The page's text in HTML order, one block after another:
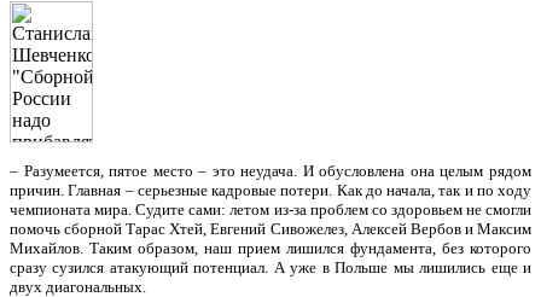
– Разумеется, пятое место – это неудача. И обусловлена она целым рядом
причин. Главная – серьезные кадровые потери. Как до начала, так и по ходу
чемпионата мира. Судите сами: летом из-за проблем со здоровьем не смогли
помочь сборной Тарас Хтей, Евгений Сивожелез, Алексей Вербов и Максим
Михайлов. Таким образом, наш прием лишился фундамента, без которого
сразу сузился атакующий потенциал. А уже в Польше мы лишились еще и
двух диагональных.